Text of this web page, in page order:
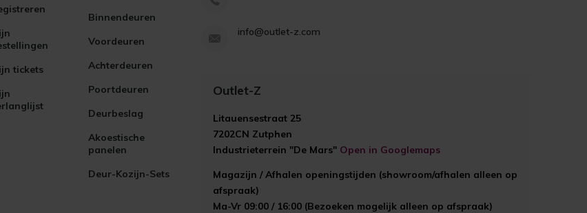
tickets
Binnendeuren
Voordeuren
Achterdeuren
Poortdeuren
Deurbeslag
Akoestische
panelen
Deur-Kozijn-Sets
info@outlet-z.com
Outlet-Z
Litauensestraat 25
7202CN Zutphen
Industrieterrein "De Mars" Open in Googlemaps
Magazijn / Afhalen openingstijden (showroom/afhalen alleen op
afspraak)
Ma-Vr 09:00 / 16:00 (Bezoeken mogelijk alleen op afspraak)